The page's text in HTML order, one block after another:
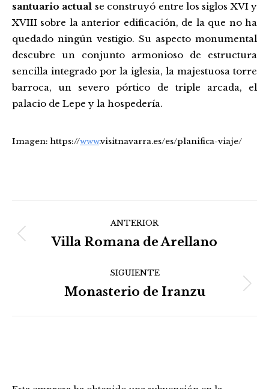
santuario actual se construyó entre los siglos XVI y
XVIII sobre la anterior edificación, de la que no ha
quedado ningún vestigio. Su aspecto monumental
descubre un conjunto armonioso de estructura
sencilla integrado por la iglesia, la majestuosa torre
barroca, un severo pórtico de triple arcada, el
palacio de Lepe y la hospedería.
Imagen: https://www.visitnavarra.es/es/planifica-viaje/
Navegación
entre
publicaciones
ANTERIOR
Publicación
Villa Romana de Arellano
SIGUIENTE
Publicación
Monasterio de Iranzu